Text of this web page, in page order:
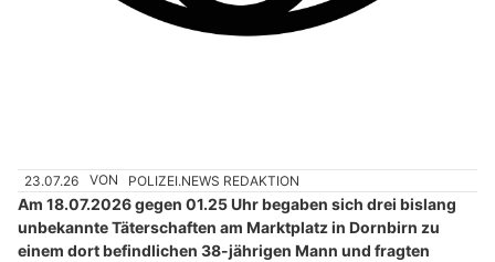
23.07.26 VON POLIZEI.NEWS REDAKTION
Am 18.07.2026 gegen 01.25 Uhr begaben sich drei bislang
unbekannte Täterschaften am Marktplatz in Dornbirn zu
einem dort befindlichen 38-jährigen Mann und fragten